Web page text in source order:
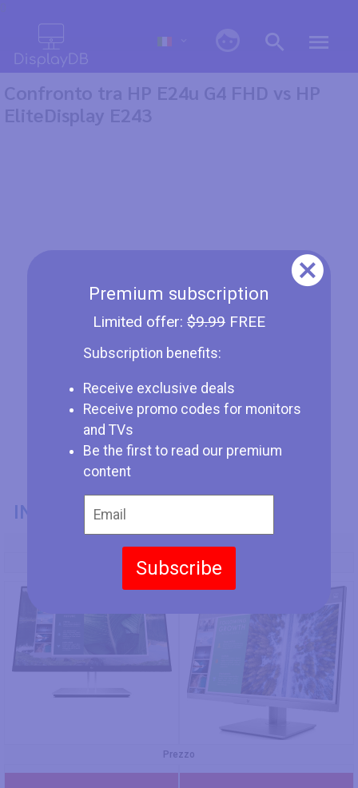
Premium subscription
Limited offer: $9.99FREE
Subscription benefits:
Receive exclusive deals
Receive promo codes for monitors
and TVs
Be the first to read our premium
content
Subscribe
Confronto tra HP E24u G4 FHD vs HP
EliteDisplay E243
INFORMAZIONI GENERALI
Prezzo